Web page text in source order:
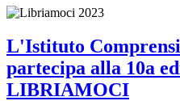
L'Istituto
partecipa alla 10a
LIBRIAMOCI